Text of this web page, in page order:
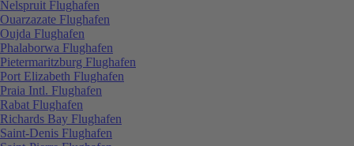
Nelspruit Flughafen
Ouarzazate Flughafen
Oujda Flughafen
Phalaborwa Flughafen
Pietermaritzburg Flughafen
Port Elizabeth Flughafen
Praia Intl. Flughafen
Rabat Flughafen
Richards Bay Flughafen
Saint-Denis Flughafen